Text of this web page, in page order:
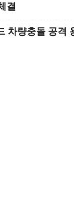
결
차량충돌 공격